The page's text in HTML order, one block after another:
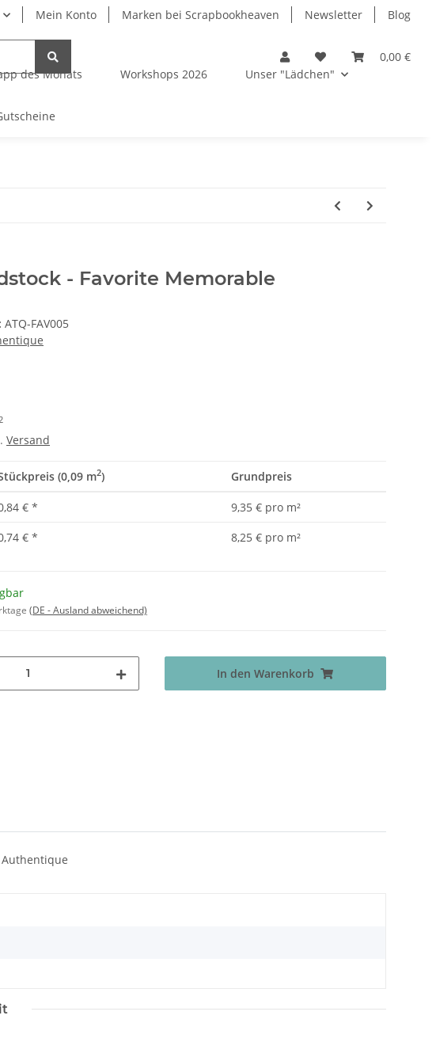
Mein Konto Marken bei Scrapbookheaven Newsletter Blog
0,00 €
des Monats Workshops 2026 Unser "Lädchen"
- Favorite Memorable
ATQ-FAV005
Versand
(0,09 m2) Grundpreis
€ *
9,35 € pro m²
€ * 8,25 € pro m²
(DE - Ausland abweichend)
In den Warenkorb